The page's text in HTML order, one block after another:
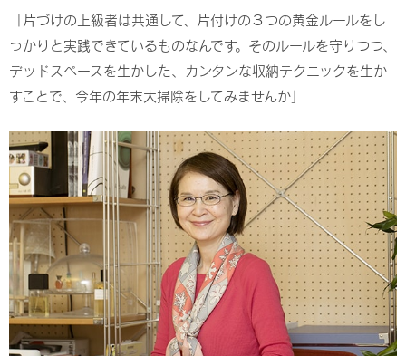
「片づけの上級者は共通して、片付けの３つの黄金ルールをし
っかりと実践できているものなんです。そのルールを守りつつ、
デッドスペースを生かした、カンタンな収納テクニックを生か
すことで、今年の年末大掃除をしてみませんか」